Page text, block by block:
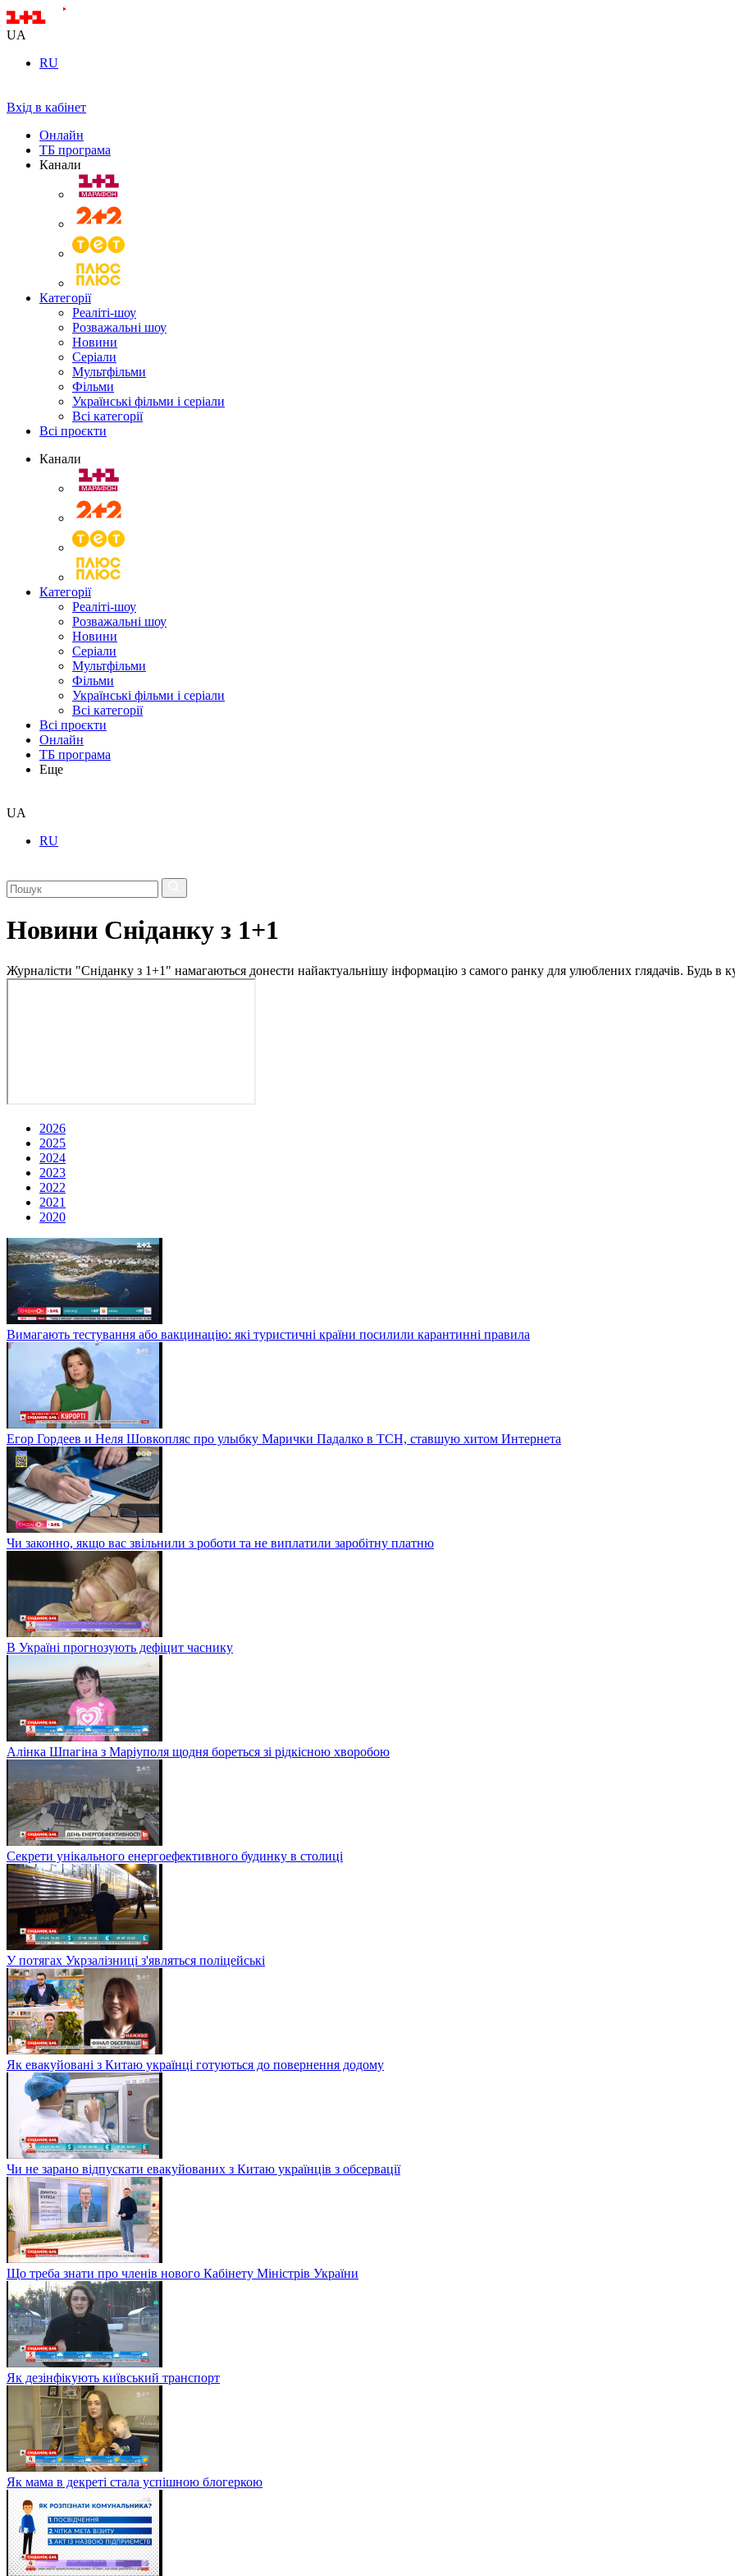
UA
RU
Вхід в кабінет
Онлайн
ТБ програма
Канали
Категорії
Реаліті-шоу
Розважальні шоу
Новини
Серіали
Мультфільми
Фільми
Українські фільми і серіали
Всі категорії
Всі проєкти
Канали
Категорії
Реаліті-шоу
Розважальні шоу
Новини
Серіали
Мультфільми
Фільми
Українські фільми і серіали
Всі категорії
Всі проєкти
Онлайн
ТБ програма
Еще
UA
RU
Новини Сніданку з 1+1
Журналісти "Сніданку з 1+1" намагаються донести найактуальнішу інформацію з самого ранку для улюблених глядачів. Будь в
2026
2025
2024
2023
2022
2021
2020
Вимагають тестування або вакцинацію: які туристичні країни посилили карантинні правила
Егор Гордеев и Неля Шовкопляс про улыбку Марички Падалко в ТСН, ставшую хитом Интернета
Чи законно, якщо вас звільнили з роботи та не виплатили заробітну платню
В Україні прогнозують дефіцит часнику
Алінка Шпагіна з Маріуполя щодня бореться зі рідкісною хворобою
Секрети унікального енергоефективного будинку в столиці
У потягах Укрзалізниці з'являться поліцейські
Як евакуйовані з Китаю українці готуються до повернення додому
Чи не зарано відпускати евакуйованих з Китаю українців з обсервації
Що треба знати про членів нового Кабінету Міністрів України
Як дезінфікують київський транспорт
Як мама в декреті стала успішною блогеркою